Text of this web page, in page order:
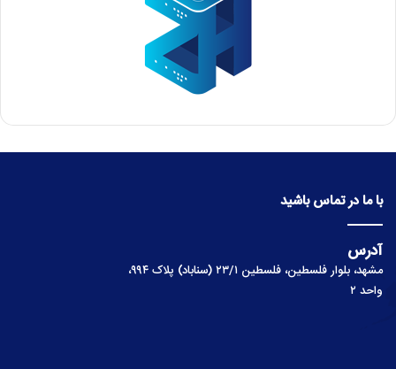
با ما در تماس باشید
آدرس
مشهد، بلوار فلسطین، فلسطین ۲۳/۱ (سناباد) پلاک ۹۹۴،
واحد ۲